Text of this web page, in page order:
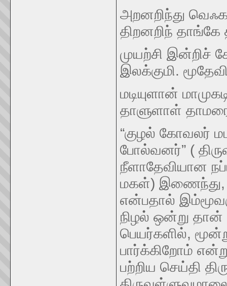
அறனறிந்து
திறனறிந் தாங்கே
முயற்சி இன்றிச்
இலக்குமி.
மடியுளான்
தாளுளாள்
“குழல் கோவலர்
போல்வனர்” (
நீளாதேவியான
மகள்) இணைந்து,
என்பதால்
நிழல் ஒன்று தான்
பெயர்களில்,
பார்க்கிறோம்
பற்றிய செய்தி